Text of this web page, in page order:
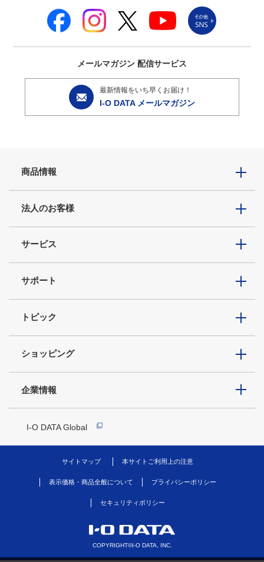
メールマガジン 配信サービス
最新情報をいち早くお届け！
I-O DATA メールマガジン
商品情報
法人のお客様
サービス
サポート
トピック
ショッピング
企業情報
I-O DATA Global
サイトマップ 本サイトご利用上の注意
表示価格・商品全般について プライバシーポリシー
セキュリティポリシー
COPYRIGHT©I-O DATA, INC.